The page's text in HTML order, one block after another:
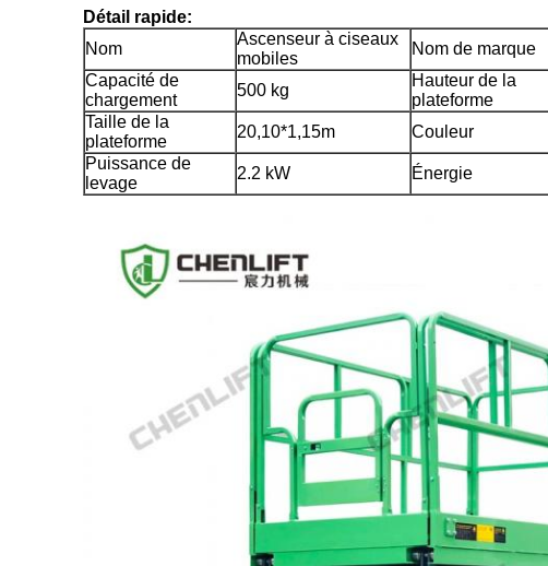
Détail rapide:
Nom
Ascenseur à ciseaux
mobiles
Nom de marque
Capacité de
chargement
500 kg
Hauteur de la
plateforme
Taille de la
plateforme
20,10*1,15m Couleur
Puissance de
levage
2.2 kW Énergie